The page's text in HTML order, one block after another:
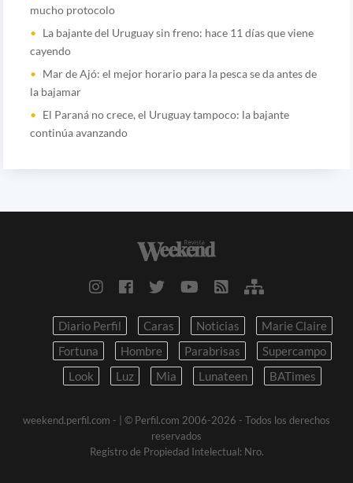
mucho protocolo
La bajante del Uruguay sin freno: hace 11 días que viene
cayendo
Mar de Ajó: el mejor horario para la pesca se da antes de
la bajamar
El Paraná no crece, el Uruguay tampoco: la bajante
continúa avanzando
Diario Perfil Caras Noticias
Marie Claire
Fortuna
Hombre Parabrisas
Supercampo
Look
Luz Mia Lunateen BATimes
weekend.perfil.com -
| © Perfil.com 2006-2026 - Todos los derechos
reservados
Registro de Propiedad Intelectual: Nro.